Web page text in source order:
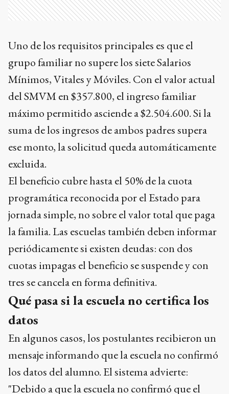
Uno de los requisitos principales es que el
grupo familiar no supere los siete Salarios
Mínimos, Vitales y Móviles. Con el valor actual
del SMVM en $357.800, el ingreso familiar
máximo permitido asciende a $2.504.600. Si la
suma de los ingresos de ambos padres supera
ese monto, la solicitud queda automáticamente
excluida.
El beneficio cubre hasta el 50% de la cuota
programática reconocida por el Estado para
jornada simple, no sobre el valor total que paga
la familia. Las escuelas también deben informar
periódicamente si existen deudas: con dos
cuotas impagas el beneficio se suspende y con
tres se cancela en forma definitiva.
Qué pasa si la escuela no certifica los
datos
En algunos casos, los postulantes recibieron un
mensaje informando que la escuela no confirmó
los datos del alumno. El sistema advierte:
"Debido a que la escuela no confirmó que el